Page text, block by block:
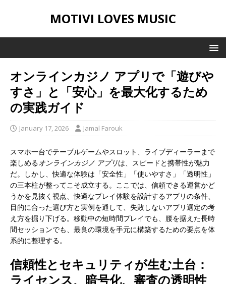
MOTIVI LOVES MUSIC
オンラインカジノ アプリで「遊びや
すさ」と「安心」を最大化するため
の実践ガイド
January 17, 2026 Jamal Farouk
スマホ一台でテーブルゲームやスロット、ライブディーラーまで
楽しめるオンラインカジノ アプリは、スピードと携帯性が魅力
だ。しかし、快適な体験は「安全性」「使いやすさ」「透明性」
の三本柱が整ってこそ成立する。ここでは、信頼できる運営かど
うかを見抜く視点、快適なプレイ体験を設計するアプリの条件、
目的に合った選び方と実例を通して、失敗しないアプリ選定の考
え方を掘り下げる。移動中の短時間プレイでも、腰を据えた長時
間セッションでも、最良の環境を手元に構築するための要点を体
系的に整理する。
信頼性とセキュリティが生む土台：
ライセンス、暗号化、審査の透明性